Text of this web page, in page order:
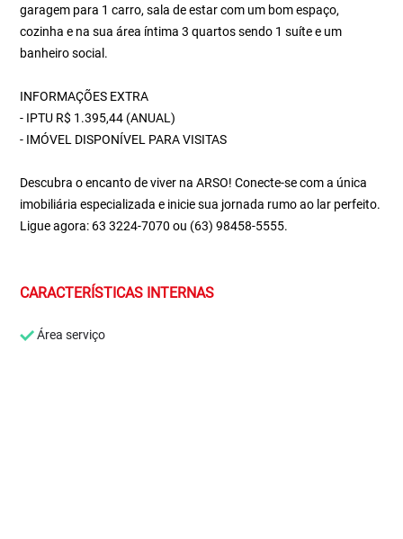
garagem para 1 carro, sala de estar com um bom espaço,
cozinha e na sua área íntima 3 quartos sendo 1 suíte e um
banheiro social.
INFORMAÇÕES EXTRA
- IPTU R$ 1.395,44 (ANUAL)
- IMÓVEL DISPONÍVEL PARA VISITAS
Descubra o encanto de viver na ARSO! Conecte-se com a única
imobiliária especializada e inicie sua jornada rumo ao lar perfeito.
Ligue agora: 63 3224-7070 ou (63) 98458-5555.
CARACTERÍSTICAS INTERNAS
Área serviço